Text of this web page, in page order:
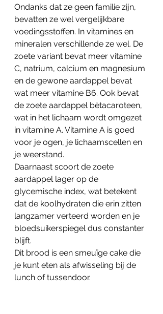
Ondanks dat ze geen familie zijn,
bevatten ze wel vergelijkbare
voedingsstoffen. In vitamines en
mineralen verschillende ze wel. De
zoete variant bevat meer vitamine
C, natrium, calcium en magnesium
en de gewone aardappel bevat
wat meer vitamine B6. Ook bevat
de zoete aardappel bètacaroteen,
wat in het lichaam wordt omgezet
in vitamine A. Vitamine A is goed
voor je ogen, je lichaamscellen en
je weerstand.
Daarnaast scoort de zoete
aardappel lager op de
glycemische index, wat betekent
dat de koolhydraten die erin zitten
langzamer verteerd worden en je
bloedsuikerspiegel dus constanter
blijft.
Dit brood is een smeuïge cake die
je kunt eten als afwisseling bij de
lunch of tussendoor.